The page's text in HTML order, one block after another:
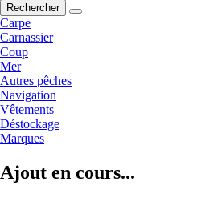
Rechercher
Carpe
Carnassier
Coup
Mer
Autres pêches
Navigation
Vêtements
Déstockage
Marques
Ajout en cours...